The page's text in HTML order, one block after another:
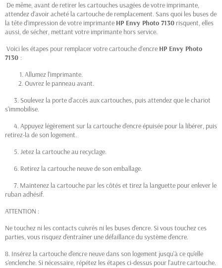
De même, avant de retirer les cartouches usagées de votre imprimante,
attendez d’avoir acheté la cartouche de remplacement. Sans quoi les buses de
la tête d’impression de votre imprimante HP Envy Photo 7130 risquent, elles
aussi, de sécher, mettant votre imprimante hors service.
Voici les étapes pour remplacer votre cartouche d’encre HP Envy Photo
7130 :
Allumez l'imprimante.
Ouvrez le panneau avant.
3. Soulevez la porte d'accès aux cartouches, puis attendez que le chariot
s'immobilise.
4. Appuyez légèrement sur la cartouche d'encre épuisée pour la libérer, puis
retirez-la de son logement.
5. Jetez la cartouche au recyclage.
6. Retirez la cartouche neuve de son emballage.
7. Maintenez la cartouche par les côtés et tirez la languette pour enlever le
ruban adhésif.
ATTENTION :
Ne touchez ni les contacts cuivrés ni les buses d'encre. Si vous touchez ces
parties, vous risquez d'entraîner une défaillance du système d'encre.
8. Insérez la cartouche d'encre neuve dans son logement jusqu'à ce qu'elle
s'enclenche. Si nécessaire, répétez les étapes ci-dessus pour l'autre cartouche.